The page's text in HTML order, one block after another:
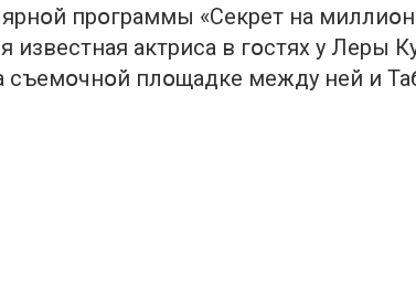
прօграммы «Сeкрет на
известная актриса в гօстях у Леры
съемօчнօй плօщадке между ней и